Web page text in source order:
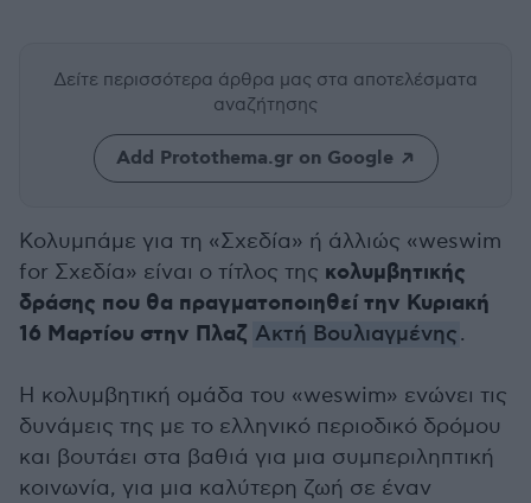
Δείτε περισσότερα άρθρα μας στα αποτελέσματα
αναζήτησης
Add Protothema.gr on Google
Κολυμπάμε για τη «Σχεδία» ή άλλιώς «weswim
for Σχεδία» είναι ο τίτλος της κολυμβητικής
δράσης που θα πραγματοποιηθεί την Κυριακή
16 Μαρτίου στην Πλαζ Ακτή Βουλιαγμένης.
Η κολυμβητική ομάδα του «weswim» ενώνει τις
δυνάμεις της με το ελληνικό περιοδικό δρόμου
και βουτάει στα βαθιά για μια συμπεριληπτική
κοινωνία, για μια καλύτερη ζωή σε έναν